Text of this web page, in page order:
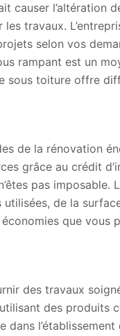
causer l’altération
travaux.
selon vos
rampant est un
sous toiture offre
de la rénovation
grâce au crédit
pas imposable.
de la
que vous
des travaux
des produits
dans